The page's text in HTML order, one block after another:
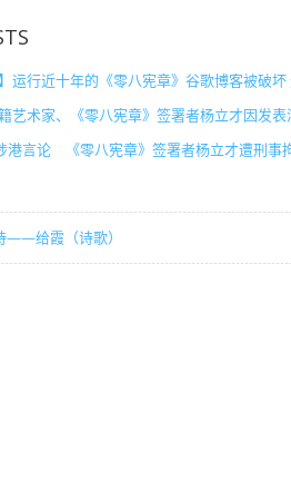
运行近十年的《零八宪章》谷歌博客被破
艺术家、《零八宪章》签署者杨立才因发
涉港言论 《零八宪章》签署者杨立才遭刑事
——给霞（诗歌）